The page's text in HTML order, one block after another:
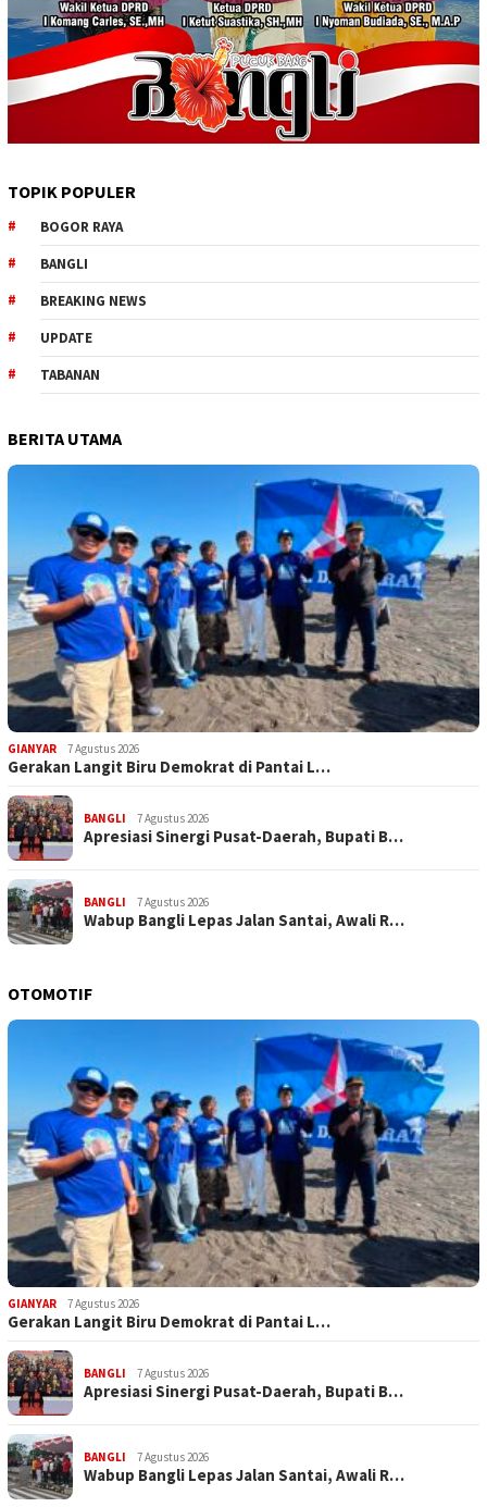
TOPIK POPULER
BOGOR RAYA
BANGLI
BREAKING NEWS
UPDATE
TABANAN
BERITA UTAMA
GIANYAR 7 Agustus 2026
Gerakan Langit Biru Demokrat di Pantai L…
BANGLI 7 Agustus 2026
Apresiasi Sinergi Pusat-Daerah, Bupati B…
BANGLI 7 Agustus 2026
Wabup Bangli Lepas Jalan Santai, Awali R…
OTOMOTIF
GIANYAR 7 Agustus 2026
Gerakan Langit Biru Demokrat di Pantai L…
BANGLI 7 Agustus 2026
Apresiasi Sinergi Pusat-Daerah, Bupati B…
BANGLI 7 Agustus 2026
Wabup Bangli Lepas Jalan Santai, Awali R…